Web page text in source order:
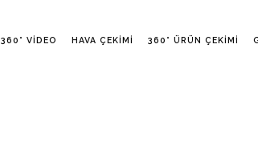
360° VIDEO HAVA ÇEKIMI 360° ÜRÜN ÇEKIMI